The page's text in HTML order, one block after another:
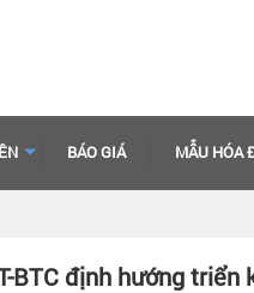
BÁO GIÁ MẪU HÓA
BTC định hướng triển